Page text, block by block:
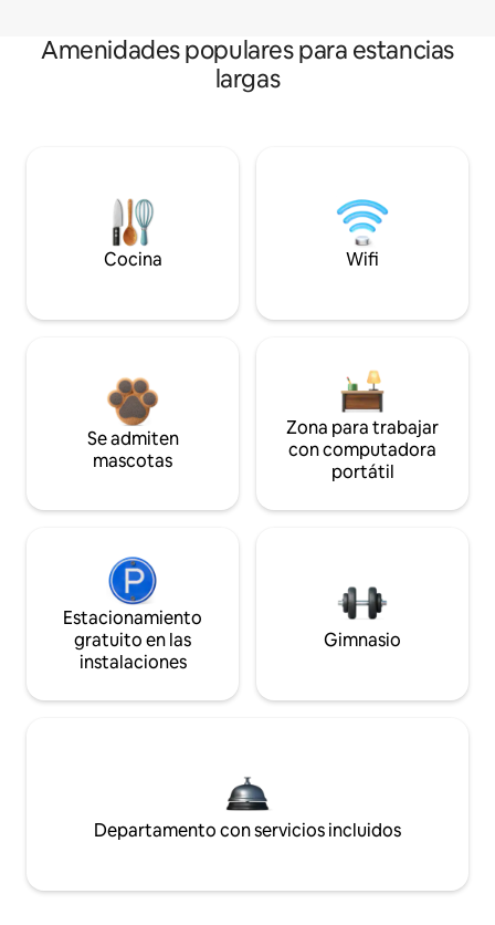
Amenidades populares para estancias
largas
Cocina Wifi
Se admiten
mascotas
Zona para trabajar
con computadora
portátil
Estacionamiento
gratuito en las
instalaciones
Gimnasio
Departamento con servicios incluidos